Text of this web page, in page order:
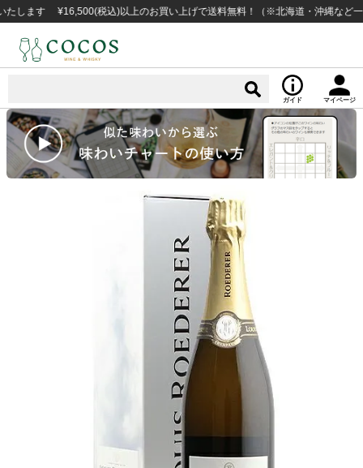
¥16,500(税込)以上のお買い上げで送料無料！（※北海道・沖縄など一部例外
ガイド マイページ